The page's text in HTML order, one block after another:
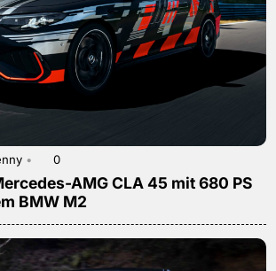
• 0
AMG CLA 45 mit 680 PS
BMW M2